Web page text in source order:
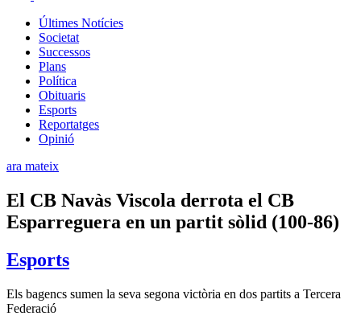
Últimes Notícies
Societat
Successos
Plans
Política
Obituaris
Esports
Reportatges
Opinió
ara mateix
El CB Navàs Viscola derrota el CB
Esparreguera en un partit sòlid (100-86)
Esports
Els bagencs sumen la seva segona victòria en dos partits a Tercera
Federació